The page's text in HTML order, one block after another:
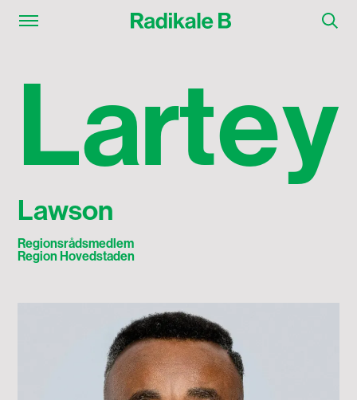
Lartey
Lawson
Regionsrådsmedlem
Region Hovedstaden